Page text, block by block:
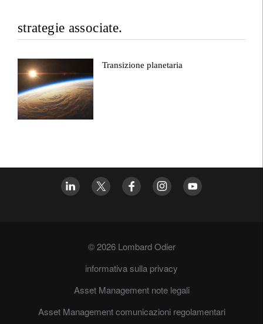
strategie associate.
Transizione planetaria
© 2026 Lombard Odier
informativa sulla privacy
Asset Management note legali
Asset Management comunicazioni regolamentari